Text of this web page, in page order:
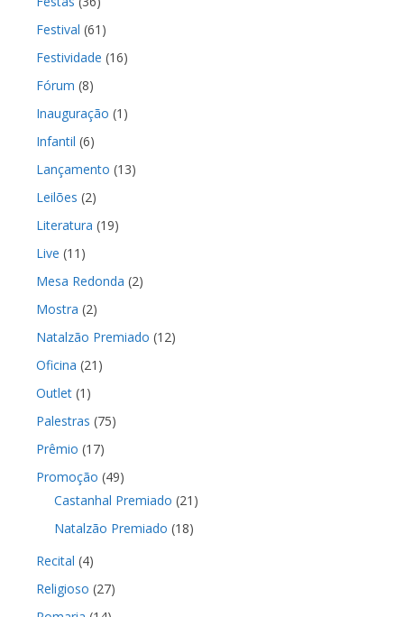
Festival (61)
Festividade (16)
Fórum (8)
Inauguração (1)
Infantil (6)
Lançamento (13)
Leilões (2)
Literatura (19)
Live (11)
Mesa Redonda (2)
Mostra (2)
Natalzão Premiado (12)
Oficina (21)
Outlet(1)
Palestras (75)
Prêmio (17)
Promoção (49)
Castanhal Premiado (21)
Natalzão Premiado (18)
Recital (4)
Religioso (27)